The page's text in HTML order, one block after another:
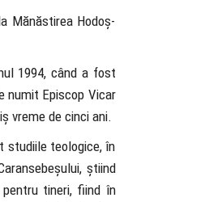
Mănăstirea Hodoș-
1994, când a fost
numit Episcop Vicar
vreme de cinci ani.
studiile teologice, în
știind
tineri, fiind în